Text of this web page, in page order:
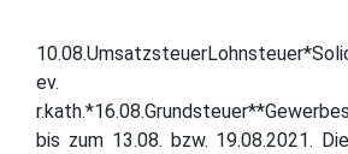
ev.
bis zum 13.08. bzw. 19.08.2021.